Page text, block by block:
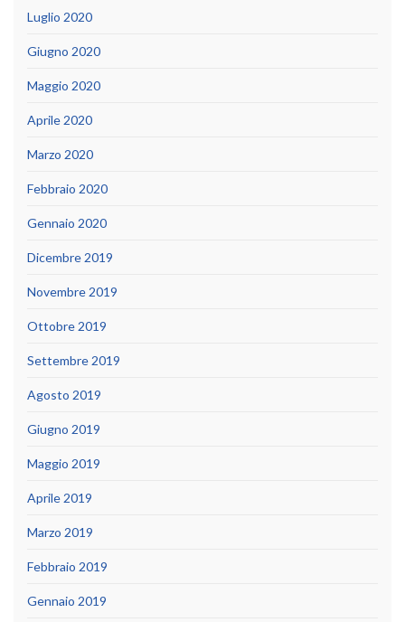
Luglio 2020
Giugno 2020
Maggio 2020
Aprile 2020
Marzo 2020
Febbraio 2020
Gennaio 2020
Dicembre 2019
Novembre 2019
Ottobre 2019
Settembre 2019
Agosto 2019
Giugno 2019
Maggio 2019
Aprile 2019
Marzo 2019
Febbraio 2019
Gennaio 2019